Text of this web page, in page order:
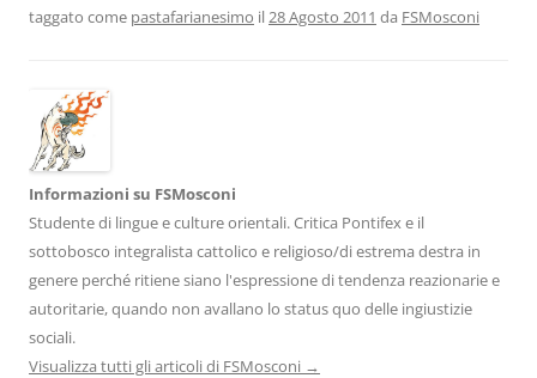
taggato come pastafarianesimo il28 Agosto 2011 da FSMosconi
Informazioni su FSMosconi
Studente di lingue e culture orientali. Critica Pontifex e il
sottobosco integralista cattolico e religioso/di estrema destra in
genere perché ritiene siano l'espressione di tendenza reazionarie e
autoritarie, quando non avallano lo status quo delle ingiustizie
sociali.
Visualizza tutti gli articoli di FSMosconi →